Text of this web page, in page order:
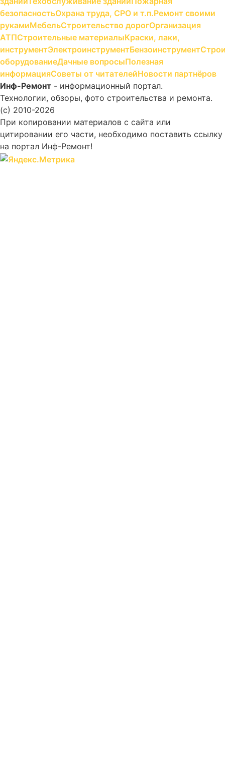
безопасностьОхрана труда, СРО и т.п.Ремонт своими
рукамиМебельСтроительство дорогОрганизация
АТПСтроительные материалыКраски, лаки,
инструментЭлектроинструментБензоинструмент
оборудованиеДачные вопросыПолезная
информацияСоветы от читателейНовости партнёров
Инф-Ремонт - информационный портал.
Технологии, обзоры, фото строительства и ремонта.
(c) 2010-2026
При копировании материалов с сайта или
цитировании его части, необходимо поставить ссылку
на портал Инф-Ремонт!